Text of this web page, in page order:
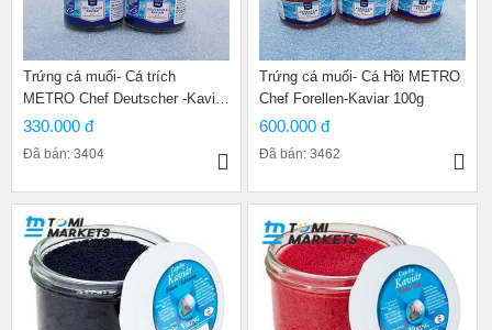
Trứng cá muối- Cá trích
METRO Chef Deutscher -Kaviar
100g
330.000 đ
Đã bán: 3404
Trứng cá muối- Cá Hồi METRO
Chef Forellen-Kaviar 100g
600.000 đ
Đã bán: 3462